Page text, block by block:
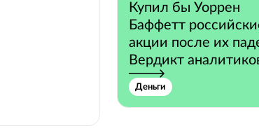
Купил бы Уоррен
Баффетт
акции после их
Вердикт
Деньги